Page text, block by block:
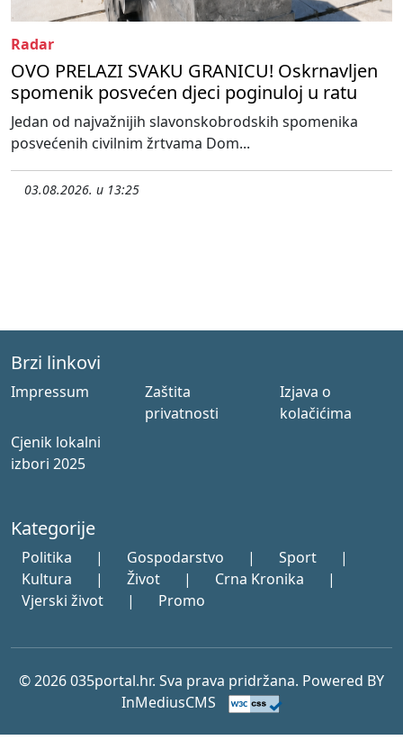
Radar
OVO PRELAZI SVAKU GRANICU! Oskrnavljen
spomenik posvećen djeci poginuloj u ratu
Jedan od najvažnijih slavonskobrodskih spomenika
posvećenih civilnim žrtvama Dom...
03.08.2026. u 13:25
Brzi linkovi
Impressum
Zaštita
privatnosti
Izjava o
kolačićima
Cjenik lokalni
izbori 2025
Kategorije
Politika | Gospodarstvo | Sport
|
Kultura
| Život | Crna Kronika
|
Vjerski život
| Promo
© 2026 035portal.hr. Sva prava pridržana. Powered BY
InMediusCMS